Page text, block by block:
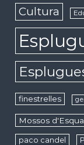
Cultura
finestrelles
Mossos
paco candel